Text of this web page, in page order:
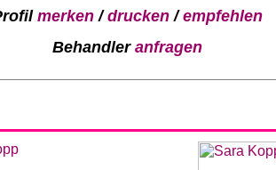
merken/drucken/empfehlen
Behandler anfragen